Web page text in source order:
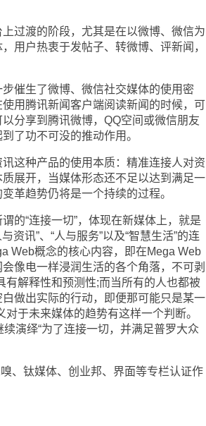
过渡的阶段，尤其是在以微博、微信为
用户热衷于发帖子、转微博、评新闻，
催生了微博、微信社交媒体的使用密
用腾讯新闻客户端阅读新闻的时候，可
分享到腾讯微博，QQ空间或微信朋友
了功不可没的推动作用。
这种产品的使用本质：精准连接人对资
展开，当媒体形态还不足以达到满足一
革趋势仍将是一个持续的过程。
“连接一切”，体现在新媒体上，就是
资讯”、“人与服务”以及“智慧生活”的连
Web概念的核心内容，即在Mega Web
像电一样浸润生活的各个角落，不可剥
有解释性和预测性;而当所有的人也都被
做出实际的行动，即便那可能只是某一
于未来媒体的趋势有这样一个判断。
演绎“为了连接一切，并满足普罗大众
钛媒体、创业邦、界面等专栏认证作